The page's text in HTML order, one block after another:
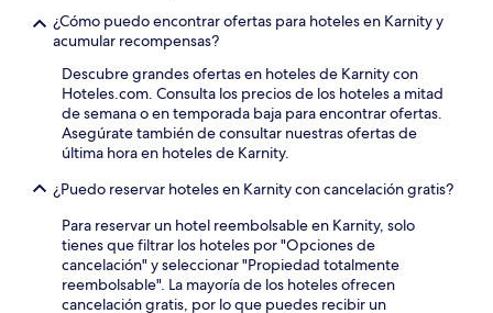
¿Cómo puedo encontrar ofertas para hoteles en Karnity y
acumular recompensas?
Descubre grandes ofertas en hoteles de Karnity con
Hoteles.com. Consulta los precios de los hoteles a mitad
de semana o en temporada baja para encontrar ofertas.
Asegúrate también de consultar nuestras ofertas de
última hora en hoteles de Karnity.
¿Puedo reservar hoteles en Karnity con cancelación gratis?
Para reservar un hotel reembolsable en Karnity, solo
tienes que filtrar los hoteles por "Opciones de
cancelación" y seleccionar "Propiedad totalmente
reembolsable". La mayoría de los hoteles ofrecen
cancelación gratis, por lo que puedes recibir un